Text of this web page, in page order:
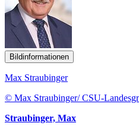
Bildinformationen
Max Straubinger
© Max Straubinger/ CSU-
Straubinger, Max